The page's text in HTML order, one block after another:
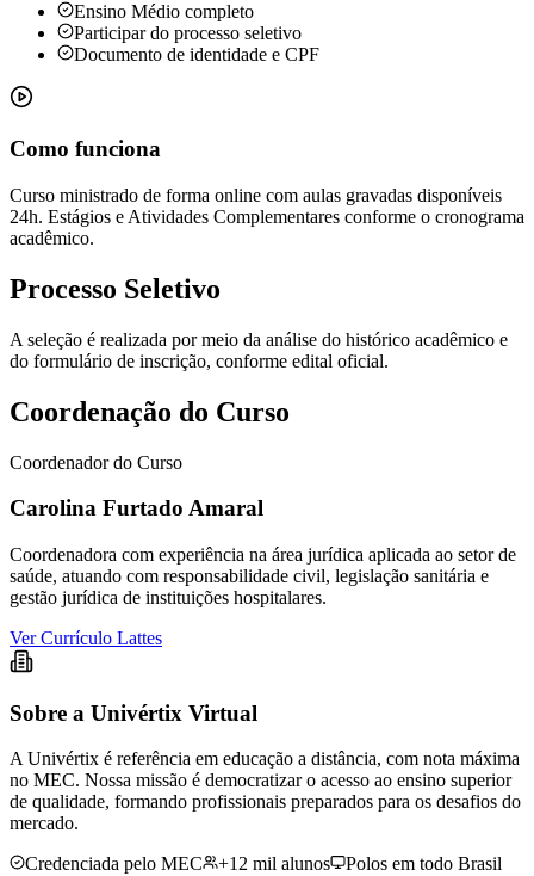
Ensino Médio completo
Participar do processo seletivo
Documento de identidade e CPF
Como funciona
Curso ministrado de forma online com aulas gravadas disponíveis
24h. Estágios e Atividades Complementares conforme o cronograma
acadêmico.
Processo Seletivo
A seleção é realizada por meio da análise do histórico acadêmico e
do formulário de inscrição, conforme edital oficial.
Coordenação do Curso
Coordenador do Curso
Carolina Furtado Amaral
Coordenadora com experiência na área jurídica aplicada ao setor de
saúde, atuando com responsabilidade civil, legislação sanitária e
gestão jurídica de instituições hospitalares.
Ver Currículo Lattes
Sobre a Univértix Virtual
A Univértix é referência em educação a distância, com nota máxima
no MEC. Nossa missão é democratizar o acesso ao ensino superior
de qualidade, formando profissionais preparados para os desafios do
mercado.
Credenciada pelo MEC
+12 mil alunos Polos em todo Brasil